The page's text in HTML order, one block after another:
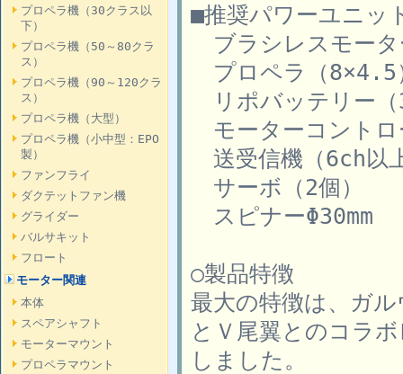
プロペラ機（30クラス以
下）
プロペラ機（50～80クラ
ス）
プロペラ機（90～120クラ
ス）
プロペラ機（大型）
プロペラ機（小中型：EPO
製）
ファンフライ
ダクテットファン機
グライダー
バルサキット
フロート
モーター関連
本体
スペアシャフト
モーターマウント
プロペラマウント
■推奨パワーユニッ
ブラシレスモータ
プロペラ（8×4.5
リポバッテリー（
モーターコントロ
送受信機（6ch以
サーボ（2個）
スピナーΦ30mm
○製品特徴
最大の特徴は、ガ
とＶ尾翼とのコラ
しました。